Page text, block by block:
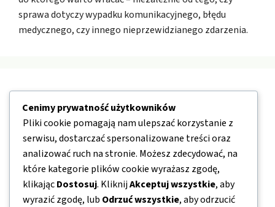
sprawa dotyczy wypadku komunikacyjnego, błędu
medycznego, czy innego nieprzewidzianego zdarzenia.
Nawigacja
Kontakt
Mapa strony
Polityka prywatności
Cenimy prywatność użytkowników
Pliki cookie pomagają nam ulepszać korzystanie z
serwisu, dostarczać spersonalizowane treści oraz
analizować ruch na stronie. Możesz zdecydować, na
które kategorie plików cookie wyrażasz zgodę,
klikającDostosuj. KliknijAkceptuj wszystkie, aby
wyrazić zgodę, lub Odrzuć wszystkie, aby odrzucić